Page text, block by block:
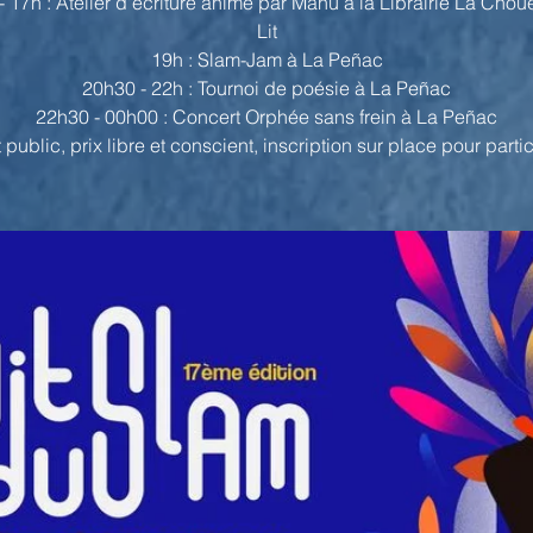
Lit
19h : Slam-Jam à La Peñac
20h30 - 22h : Tournoi de poésie à La Peñac
22h30 - 00h00 : Concert Orphée sans frein à La Peñac
public, prix libre et conscient, inscription sur place pour